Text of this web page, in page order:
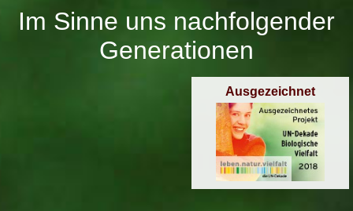
Im Sinne uns nachfolgender
Generationen
Ausgezeichnet